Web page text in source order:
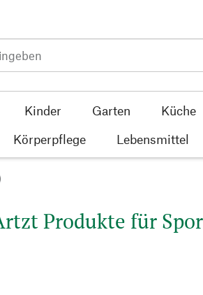
Kinder Garten Küche
Körperpflege Lebensmittel
Produkte für